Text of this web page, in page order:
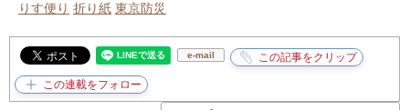
りす便り 折り紙 東京防災
e-mail